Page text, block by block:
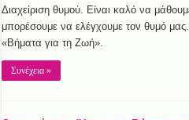
Διαχείριση θυμού. Είναι καλό να
μπορέσουμε να ελέγχουμε τον θυμό
«Βήματα για τη Ζωή».
Συνέχεια »